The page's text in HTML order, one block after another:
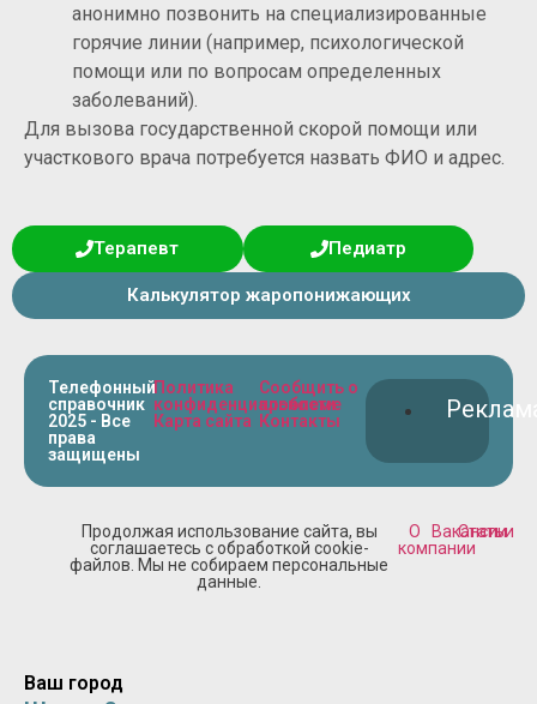
анонимно позвонить на специализированные
горячие линии (например, психологической
помощи или по вопросам определенных
заболеваний).
Для вызова государственной скорой помощи или
участкового врача потребуется назвать ФИО и адрес.
Терапевт Педиатр
Калькулятор жаропонижающих
Телефонный
справочник
2025 - Все
права
защищены
Политика
конфиденциальности
Карта сайта
Сообщить о
проблеме
Контакты
Продолжая использование сайта, вы
соглашаетесь с обработкой cookie-
файлов. Мы не собираем персональные
данные.
О
компании
Вакансии
Статьи
Ваш город